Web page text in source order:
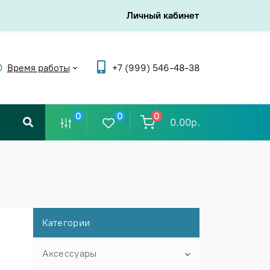
Личный кабинет
Время работы +7 (999) 546-48-38
0 0 0
0.00р.
Категории
Аксессуары